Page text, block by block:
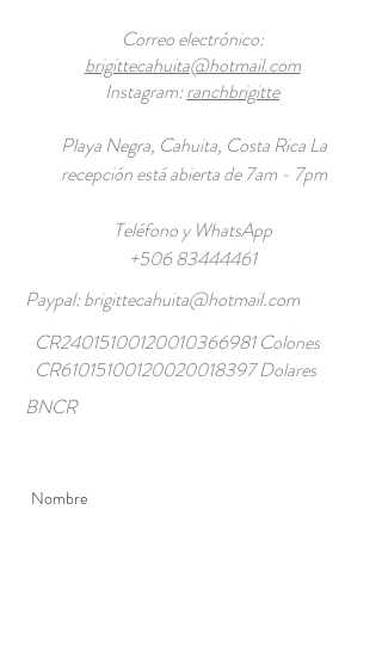
Correo electrónico:
brigittecahuita@hotmail.com
Instagram:ranchbrigitte
Playa Negra, Cahuita, Costa Rica La
recepción está abierta de 7am - 7pm
Teléfono y WhatsApp
+506 83444461
Paypal:brigittecahuita@hotmail.com
CR24015100120010366981 Colones
CR61015100120020018397 Dolares
BNCR